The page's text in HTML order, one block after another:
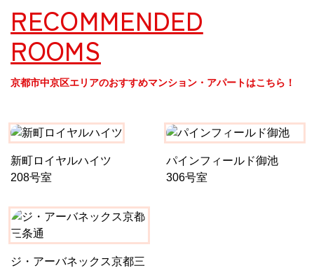
RECOMMENDED
ROOMS
京都市中京区エリアのおすすめマンション・アパートはこちら！
新町ロイヤルハイツ
208号室
パインフィールド御池
306号室
ジ・アーバネックス京都三